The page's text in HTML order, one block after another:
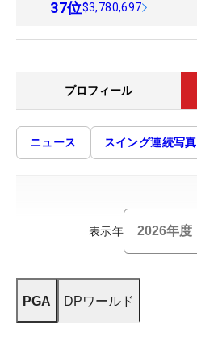
37位$3,780,697
プロフィール
ニュース スイング連続写真
表示年
PGA DPワールド